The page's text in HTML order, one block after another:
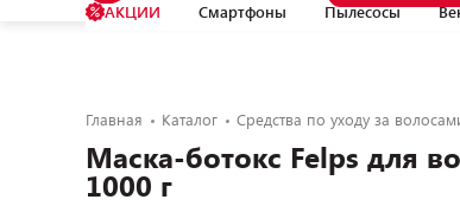
АКЦИИ Смартфоны Пылесосы
Главная Каталог Средства по уходу за
Маска-ботокс Felps для
1000 г